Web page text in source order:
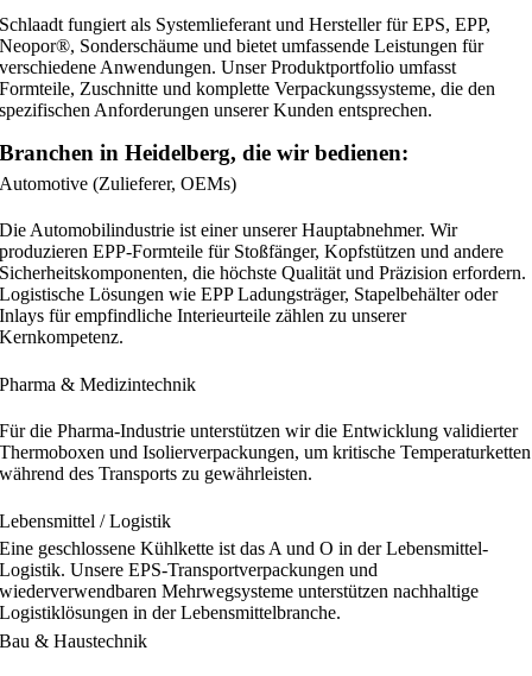
Schlaadt fungiert als Systemlieferant und Hersteller für EPS, EPP,
Neopor®, Sonderschäume und bietet umfassende Leistungen für
verschiedene Anwendungen. Unser Produktportfolio umfasst
Formteile, Zuschnitte und komplette Verpackungssysteme, die den
spezifischen Anforderungen unserer Kunden entsprechen.
Branchen in Heidelberg, die wir bedienen:
Automotive (Zulieferer, OEMs)
Die Automobilindustrie ist einer unserer Hauptabnehmer. Wir
produzieren EPP-Formteile für Stoßfänger, Kopfstützen und andere
Sicherheitskomponenten, die höchste Qualität und Präzision erfordern.
Logistische Lösungen wie EPP Ladungsträger, Stapelbehälter oder
Inlays für empfindliche Interieurteile zählen zu unserer
Kernkompetenz.
Pharma & Medizintechnik
Für die Pharma-Industrie unterstützen wir die Entwicklung validierter
Thermoboxen und Isolierverpackungen, um kritische Temperaturketten
während des Transports zu gewährleisten.
Lebensmittel / Logistik
Eine geschlossene Kühlkette ist das A und O in der Lebensmittel-
Logistik. Unsere EPS-Transportverpackungen und
wiederverwendbaren Mehrwegsysteme unterstützen nachhaltige
Logistiklösungen in der Lebensmittelbranche.
Bau & Haustechnik